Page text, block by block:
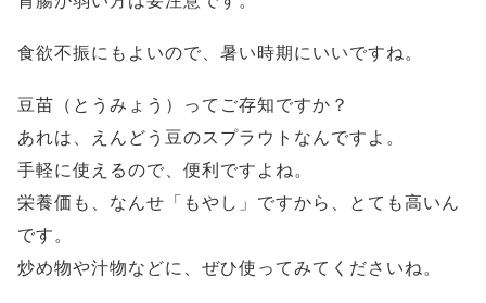
食欲不振にもよいので、暑い時期にいいですね。
豆苗（とうみょう）ってご存知ですか？
あれは、えんどう豆のスプラウトなんですよ。
手軽に使えるので、便利ですよね。
栄養価も、なんせ「もやし」ですから、とても高いん
です。
炒め物や汁物などに、ぜひ使ってみてくださいね。